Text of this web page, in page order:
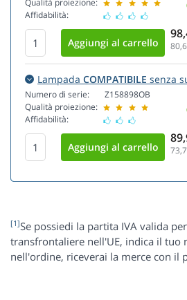
Qualità proiezione:
Affidabilità:
Lampada COMPATIBILE senza
Numero di serie:
Qualità proiezione:
Affidabilità:
Z158898OB
[1]Se possiedi la partita IVA valida
transfrontaliere nell'UE, indica il tuo
nell'ordine, riceverai la merce con il